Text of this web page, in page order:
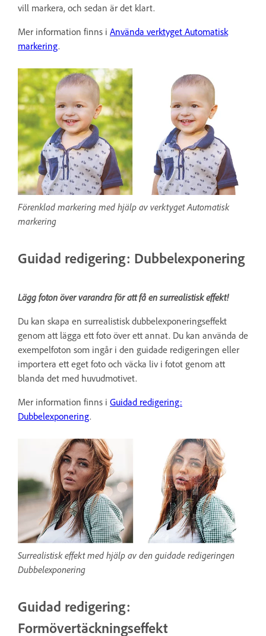
vill markera, och sedan är det klart.
Mer information finns i Använda verktyget Automatisk
markering.
Förenklad markering med hjälp av verktyget Automatisk
markering
Guidad redigering: Dubbelexponering
Lägg foton över varandra för att få en surrealistisk effekt!
Du kan skapa en surrealistisk dubbelexponeringseffekt
genom att lägga ett foto över ett annat. Du kan använda de
exempelfoton som ingår i den guidade redigeringen eller
importera ett eget foto och väcka liv i fotot genom att
blanda det med huvudmotivet.
Mer information finns i Guidad redigering:
Dubbelexponering.
Surrealistisk effekt med hjälp av den guidade redigeringen
Dubbelexponering
Guidad redigering:
Formövertäckningseffekt